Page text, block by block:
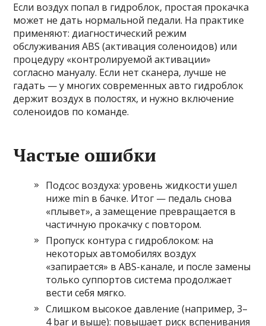
Если воздух попал в гидроблок, простая прокачка
может не дать нормальной педали. На практике
применяют: диагностический режим
обслуживания ABS (активация соленоидов) или
процедуру «контролируемой активации»
согласно мануалу. Если нет сканера, лучше не
гадать — у многих современных авто гидроблок
держит воздух в полостях, и нужно включение
соленоидов по команде.
Частые ошибки
Подсос воздуха: уровень жидкости ушел
ниже min в бачке. Итог — педаль снова
«плывет», а замещение превращается в
частичную прокачку с повтором.
Пропуск контура с гидроблоком: на
некоторых автомобилях воздух
«запирается» в ABS-канале, и после замены
только суппортов система продолжает
вести себя мягко.
Слишком высокое давление (например, 3–
4 bar и выше): повышает риск вспенивания